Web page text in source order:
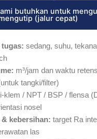
butuhkan untuk
(jalur cepat)
tugas: sedang, suhu,
m³/jam dan waktu
tangki/filter)
klem / NPT / BSP / flensa
nosel
& kebersihan: target Ra
las